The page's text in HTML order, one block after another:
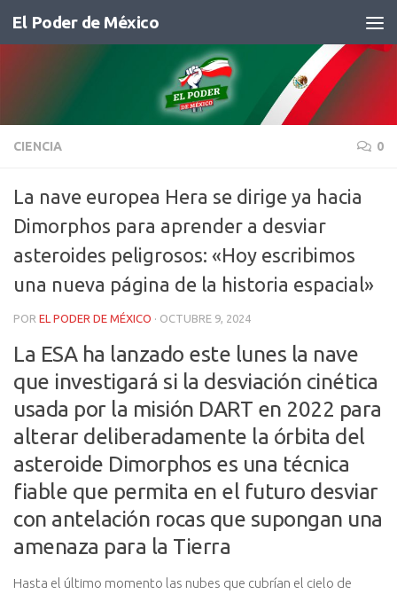
Saltar al contenido
El Poder de México
CIENCIA 0
La nave europea Hera se dirige ya hacia
Dimorphos para aprender a desviar
asteroides peligrosos: «Hoy escribimos
una nueva página de la historia espacial»
POR EL PODER DE MÉXICO · OCTUBRE 9, 2024
La ESA ha lanzado este lunes la nave
que investigará si la desviación cinética
usada por la misión DART en 2022 para
alterar deliberadamente la órbita del
asteroide Dimorphos es una técnica
fiable que permita en el futuro desviar
con antelación rocas que supongan una
amenaza para la Tierra
Hasta el último momento las nubes que cubrían el cielo de